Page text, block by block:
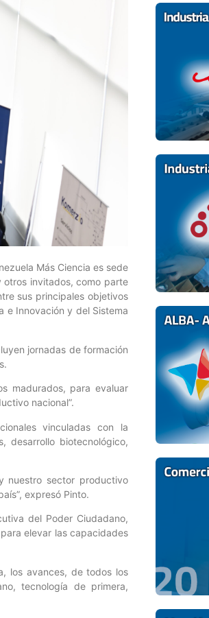
Más Ciencia es sede
otros invitados, como parte
sus principales objetivos
e Innovación y del Sistema
jornadas de formación
madurados, para evaluar
nacional”.
vinculadas con la
desarrollo biotecnológico,
nuestro sector productivo
expresó Pinto.
del Poder Ciudadano,
elevar las capacidades
los avances, de todos los
tecnología de primera,